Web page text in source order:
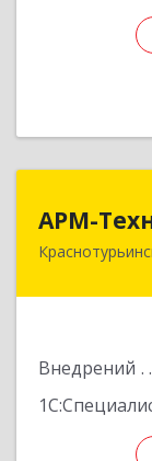
АРМ-
Внедрений
624447,